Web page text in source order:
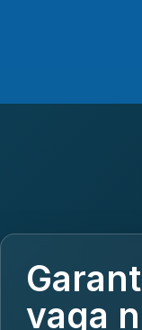
vaga